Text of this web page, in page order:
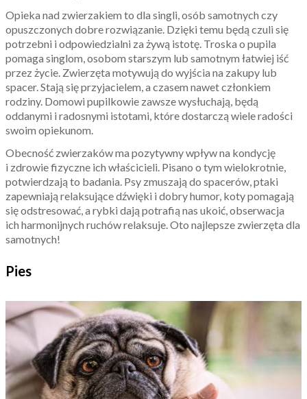
Opieka nad zwierzakiem to dla singli, osób samotnych czy
opuszczonych dobre rozwiązanie. Dzięki temu będą czuli się
potrzebni i odpowiedzialni za żywą istotę. Troska o pupila
pomaga singlom, osobom starszym lub samotnym łatwiej iść
przez życie. Zwierzęta motywują do wyjścia na zakupy lub
spacer. Stają się przyjacielem, a czasem nawet członkiem
rodziny. Domowi pupilkowie zawsze wysłuchają, będą
oddanymi i radosnymi istotami, które dostarczą wiele radości
swoim opiekunom.
Obecność zwierzaków ma pozytywny wpływ na kondycję
i zdrowie fizyczne ich właścicieli. Pisano o tym wielokrotnie,
potwierdzają to badania. Psy zmuszają do spacerów, ptaki
zapewniają relaksujące dźwięki i dobry humor, koty pomagają
się odstresować, a rybki dają potrafią nas ukoić, obserwacja
ich harmonijnych ruchów relaksuje. Oto najlepsze zwierzęta dla
samotnych!
Pies